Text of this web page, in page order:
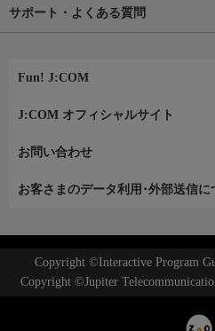
サポート・よくある質問
Fun! J:COM
J:COM オフィシャルサイト
お問い合わせ
お客さまのデータ利用･外部送信に
Copyright ©Interactive Program
Copyright ©Jupiter